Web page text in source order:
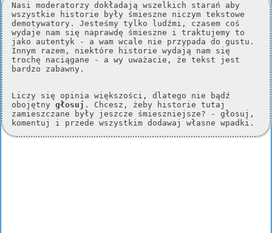
Nasi moderatorzy dokładają wszelkich starań aby
wszystkie historie były śmieszne niczym tekstowe
demotywatory. Jesteśmy tylko ludźmi, czasem coś
wydaje nam się naprawdę śmieszne i traktujemy to
jako autentyk - a wam wcale nie przypada do gustu.
Innym razem, niektóre historie wydają nam się
trochę naciągane - a wy uważacie, że tekst jest
bardzo zabawny.
Liczy się opinia większości, dlatego nie bądź
obojętny głosuj . Chcesz, żeby historie tutaj
zamieszczane były jeszcze śmieszniejsze? - głosuj,
komentuj i przede wszystkim dodawaj własne wpadki.